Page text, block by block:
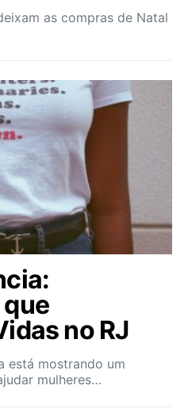
as compras de Natal
no RJ
está mostrando um
mulheres…